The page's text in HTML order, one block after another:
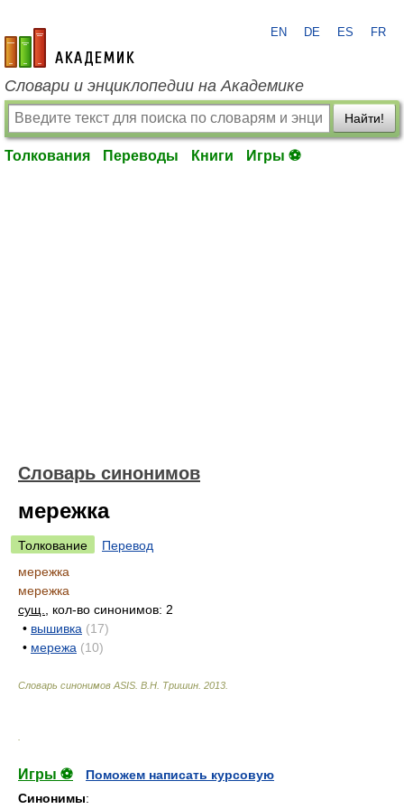
academic.ru
EN DE ES FR
Словари и энциклопедии на Академике
Найти!
Толкования Переводы Книги Игры ⚽
Словарь синонимов
мережка
Толкование
Перевод
мережка
мережка
сущ.
, кол-во синонимов: 2
• вышивка (17)
• мережа (10)
Словарь синонимов ASIS. В.Н. Тришин 2013
Игры ⚽
Поможем написать курсовую
Синонимы: